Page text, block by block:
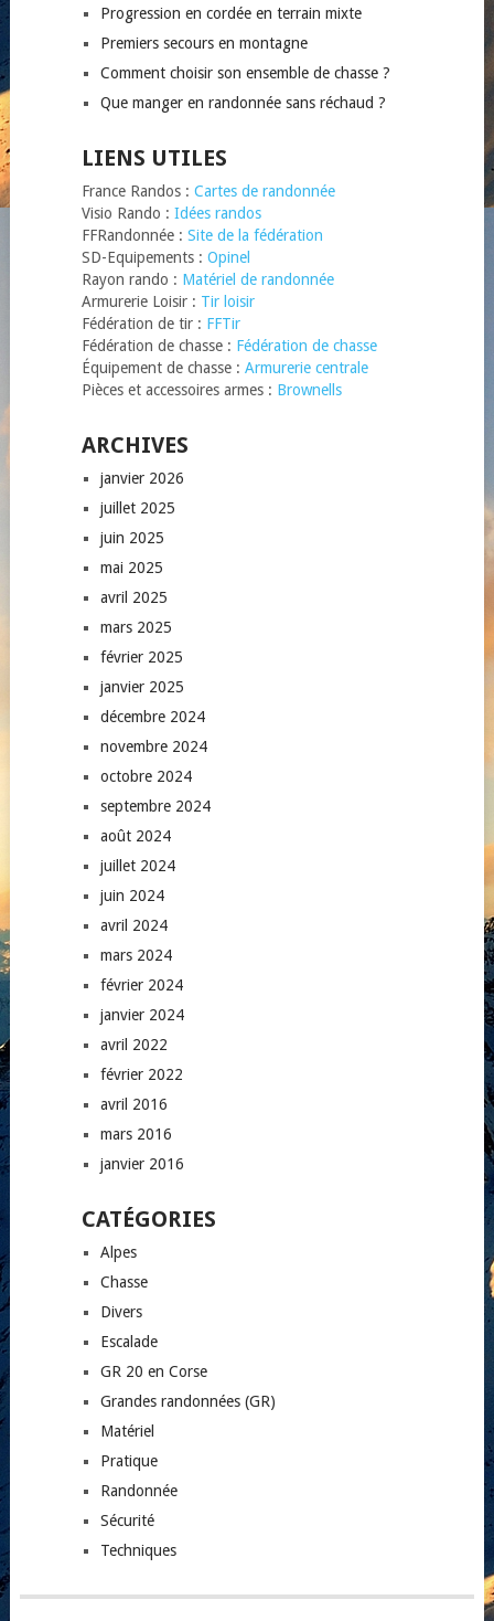
Progression en cordée en terrain mixte
Premiers secours en montagne
Comment choisir son ensemble de chasse ?
Que manger en randonnée sans réchaud ?
LIENS UTILES
France Randos : Cartes de randonnée
Visio Rando : Idées randos
FFRandonnée : Site de la fédération
SD-Equipements : Opinel
Rayon rando : Matériel de randonnée
Armurerie Loisir : Tir loisir
Fédération de tir : FFTir
Fédération de chasse : Fédération de chasse
Équipement de chasse : Armurerie centrale
Pièces et accessoires armes : Brownells
ARCHIVES
janvier 2026
juillet 2025
juin 2025
mai 2025
avril 2025
mars 2025
février 2025
janvier 2025
décembre 2024
novembre 2024
octobre 2024
septembre 2024
août 2024
juillet 2024
juin 2024
avril 2024
mars 2024
février 2024
janvier 2024
avril 2022
février 2022
avril 2016
mars 2016
janvier 2016
CATÉGORIES
Alpes
Chasse
Divers
Escalade
GR 20 en Corse
Grandes randonnées (GR)
Matériel
Pratique
Randonnée
Sécurité
Techniques